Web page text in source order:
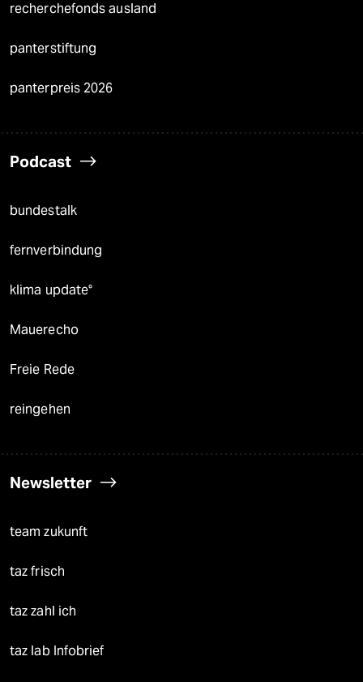
recherchefonds ausland
panterstiftung
panterpreis 2026
Podcast
bundestalk
fernverbindung
klima update°
Mauerecho
Freie Rede
reingehen
Newsletter
team zukunft
taz frisch
taz zahl ich
taz lab Infobrief